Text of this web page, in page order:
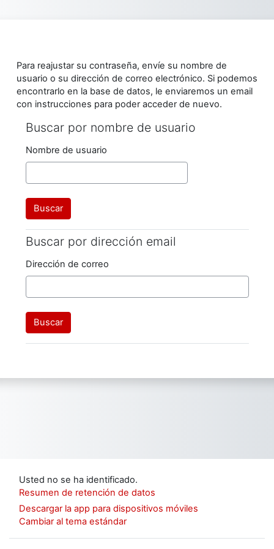
Para reajustar su contraseña, envíe su nombre de
usuario o su dirección de correo electrónico. Si podemos
encontrarlo en la base de datos, le enviaremos un email
con instrucciones para poder acceder de nuevo.
Buscar por nombre de usuario
Buscar por nombre de usuario
Nombre de usuario
Buscar por dirección email
Buscar por dirección email
Dirección de correo
Usted no se ha identificado.
Resumen de retención de datos
Descargar la app para dispositivos móviles
Cambiar al tema estándar